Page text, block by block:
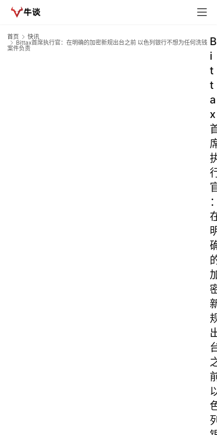
首页
快讯
Bittax首席执行官：在明确的加密新规出台之前 以色列银行不想为任何洗钱
案件负责
B
i
t
t
a
x